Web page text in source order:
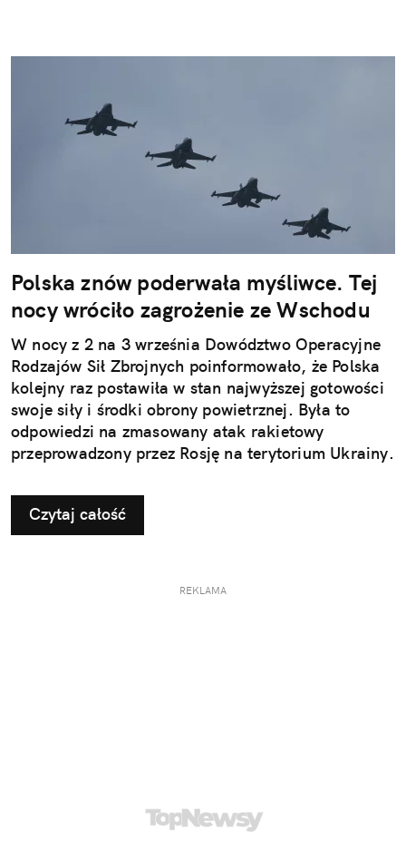
Polska znów poderwała myśliwce. Tej
nocy wróciło zagrożenie ze Wschodu
W nocy z 2 na 3 września Dowództwo Operacyjne
Rodzajów Sił Zbrojnych poinformowało, że Polska
kolejny raz postawiła w stan najwyższej gotowości
swoje siły i środki obrony powietrznej. Była to
odpowiedzi na zmasowany atak rakietowy
przeprowadzony przez Rosję na terytorium Ukrainy.
Czytaj całość
REKLAMA